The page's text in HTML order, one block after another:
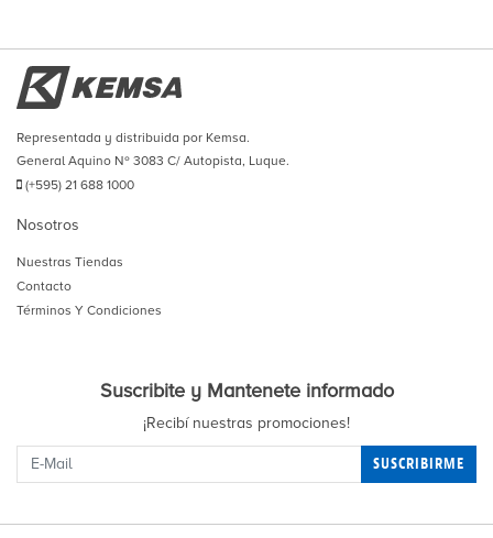
Representada y distribuida por Kemsa.
General Aquino Nº 3083 C/ Autopista, Luque.
(+595) 21 688 1000
Nosotros
Nuestras Tiendas
Contacto
Términos Y Condiciones
Suscribite y Mantenete informado
¡Recibí nuestras promociones!
SUSCRIBIRME